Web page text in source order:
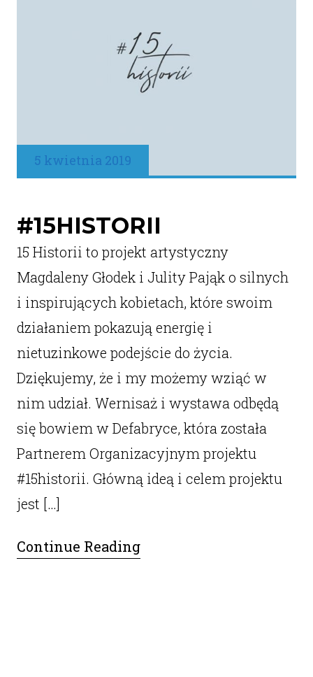
5 kwietnia 2019
#15HISTORII
15 Historii to projekt artystyczny
Magdaleny Głodek i Julity Pająk o silnych
i inspirujących kobietach, które swoim
działaniem pokazują energię i
nietuzinkowe podejście do życia.
Dziękujemy, że i my możemy wziąć w
nim udział. Wernisaż i wystawa odbędą
się bowiem w Defabryce, która została
Partnerem Organizacyjnym projektu
#15historii. Główną ideą i celem projektu
jest […]
Continue Reading